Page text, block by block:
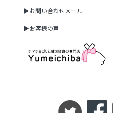
▶お問い合わせメール
▶お客様の声